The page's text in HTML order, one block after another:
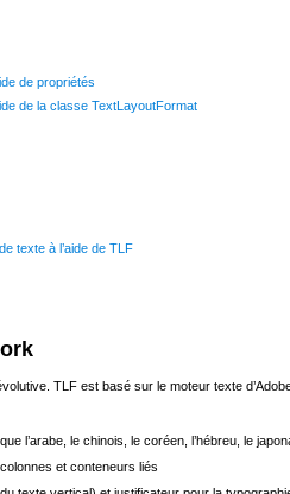
de propriétés
de la classe TextLayoutFormat
texte à l’aide de TLF
TLF est basé sur le moteur texte
l’arabe, le chinois, le coréen, l’hébreu, le
et conteneurs liés